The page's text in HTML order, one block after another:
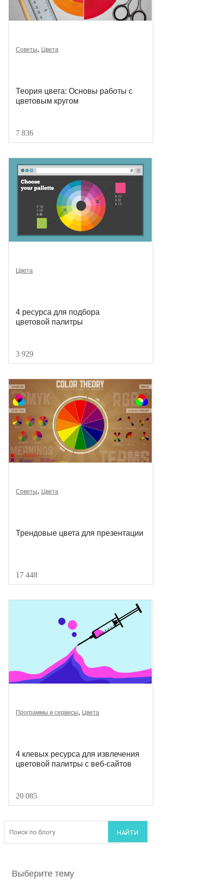
Советы, Цвета
Теория цвета: Основы работы с
цветовым кругом
7 836
Цвета
4 ресурса для подбора
цветовой палитры
3 929
Советы, Цвета
Трендовые цвета для презентации
17 448
Программы и сервисы, Цвета
4 клевых ресурса для извлечения
цветовой палитры с веб-сайтов
20 085
Выберите тему